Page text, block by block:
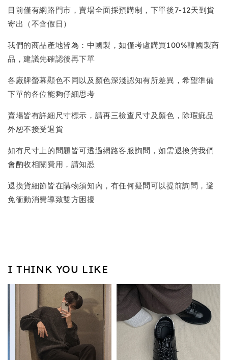
目前僅有網路門市，賣場全面採預購制，下單後7-12天到貨
寄出（不含假日）
我們的商品產地皆為：中國製，如僅考慮購買100%韓國製商
品，建議先確認後再下單
各廠牌螢幕顯色不同以及顏色深淺認知有所差異，希望準備
下單的各位能夠仔細思考
賣場皆有詳細尺寸標示，請再三檢查尺寸及顏色，除瑕疵品
外恕不接受退貨
如有尺寸上的問題皆可透過網路客服詢問，如需退換貨我們
會酌收相關費用，請知悉
退換貨細節皆在購物須知內，有任何疑問可以提前詢問，避
免衝動消費導致雙方困擾
I THINK YOU LIKE